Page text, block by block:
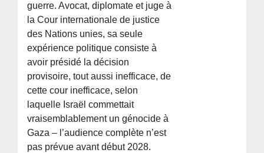
guerre. Avocat, diplomate et juge à
la Cour internationale de justice
des Nations unies, sa seule
expérience politique consiste à
avoir présidé la décision
provisoire, tout aussi inefficace, de
cette cour inefficace, selon
laquelle Israël commettait
vraisemblablement un génocide à
Gaza – l’audience complète n’est
pas prévue avant début 2028.